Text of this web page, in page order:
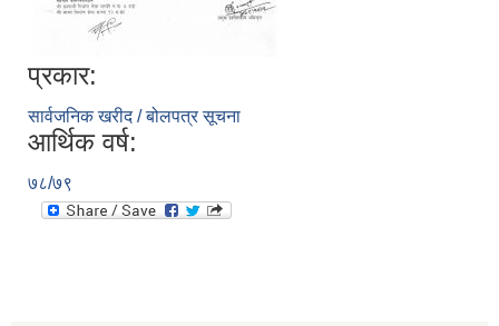
प्रकार:
सार्वजनिक खरीद / बोलपत्र सूचना
आर्थिक वर्ष:
७८/७९